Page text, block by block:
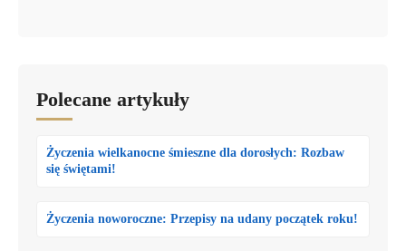
Polecane artykuły
Życzenia wielkanocne śmieszne dla dorosłych: Rozbaw
się świętami!
Życzenia noworoczne: Przepisy na udany początek roku!